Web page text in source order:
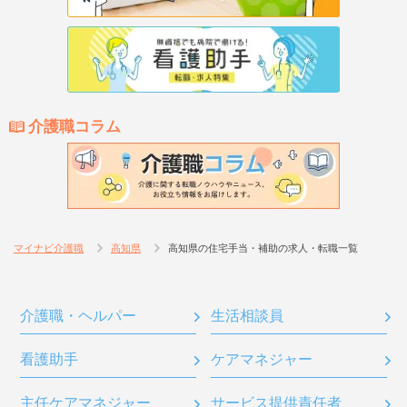
介護職コラム
マイナビ介護職 高知県 高知県の住宅手当・補助の求人・転職一覧
介護職・ヘルパー 生活相談員
看護助手 ケアマネジャー
主任ケアマネジャー サービス提供責任者